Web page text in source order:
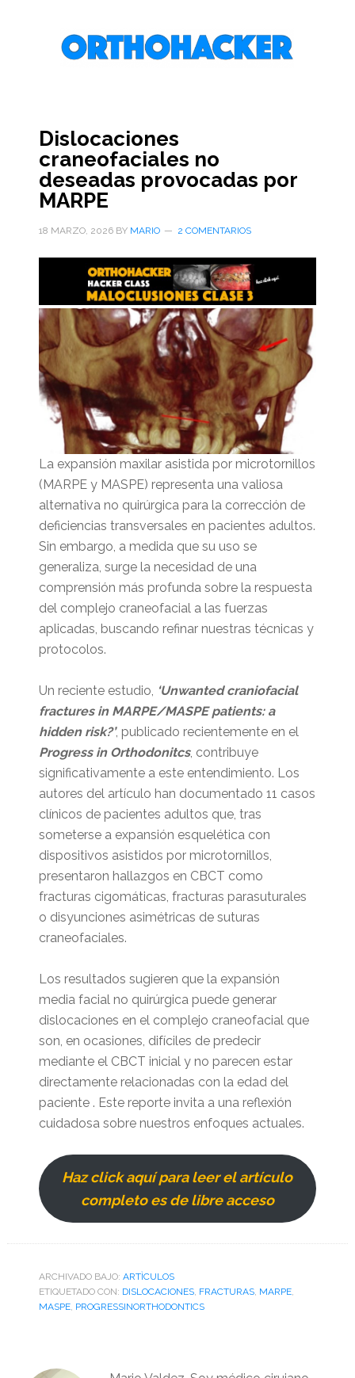
Dislocaciones
craneofaciales no
deseadas provocadas por
MARPE
18 MARZO, 2026BY MARIO 2 COMENTARIOS
La expansión maxilar asistida por microtornillos
(MARPE y MASPE) representa una valiosa
alternativa no quirúrgica para la corrección de
deficiencias transversales en pacientes adultos.
Sin embargo, a medida que su uso se
generaliza, surge la necesidad de una
comprensión más profunda sobre la respuesta
del complejo craneofacial a las fuerzas
aplicadas, buscando refinar nuestras técnicas y
protocolos.
Un reciente estudio, ‘Unwanted craniofacial
fractures in MARPE/MASPE patients: a
hidden risk?’, publicado recientemente en el
Progress in Orthodonitcs, contribuye
significativamente a este entendimiento. Los
autores del artículo han documentado 11 casos
clínicos de pacientes adultos que, tras
someterse a expansión esquelética con
dispositivos asistidos por microtornillos,
presentaron hallazgos en CBCT como
fracturas cigomáticas, fracturas parasuturales
o disyunciones asimétricas de suturas
craneofaciales.
Los resultados sugieren que la expansión
media facial no quirúrgica puede generar
dislocaciones en el complejo craneofacial que
son, en ocasiones, difíciles de predecir
mediante el CBCT inicial y no parecen estar
directamente relacionadas con la edad del
paciente . Este reporte invita a una reflexión
cuidadosa sobre nuestros enfoques actuales.
Haz click aquí para leer el artículo
completo es de libre acceso
ARCHIVADO BAJO: ARTÌCULOS
ETIQUETADO CON: DISLOCACIONES, FRACTURAS, MARPE,
MASPE, PROGRESSINORTHODONTICS